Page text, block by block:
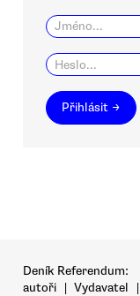
Přihlásit →
Deník Referendum:
autoři | Vydavatel |